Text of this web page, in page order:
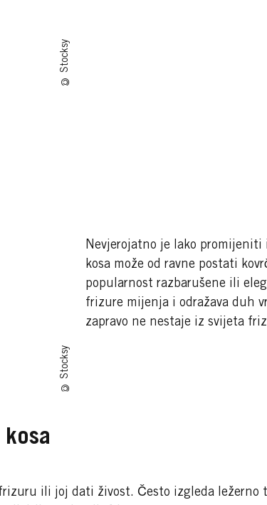
© Stocksy
© Stocksy
Nevjerojatno je lako promijeniti
kosa može od ravne postati
popularnost razbarušene ili
frizure mijenja i odražava duh
zapravo ne nestaje iz svijeta
kosa
ili joj dati živost. Često izgleda ležerno